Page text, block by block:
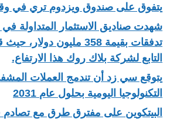
يتفوق على صندوق ويزدوم تري في
شهدت صناديق الاستثمار المتداولة في
التابع لشركة بلاك روك هذا الارتفاع.
يتوقع سي زد أن تندمج العملات
التكنولوجيا اليومية بحلول عام 2031
البيتكوين على مفترق طرق مع تصادم